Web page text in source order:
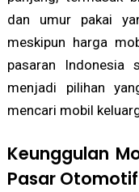
dan umur pakai
meskipun harga
pasaran Indonesia
menjadi pilihan
mencari mobil
Keunggulan
Pasar